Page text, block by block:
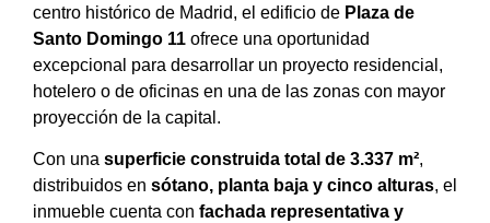
centro histórico de Madrid, el edificio de Plaza de
Santo Domingo 11 ofrece una oportunidad
excepcional para desarrollar un proyecto residencial,
hotelero o de oficinas en una de las zonas con mayor
proyección de la capital.
Con una superficie construida total de 3.337 m²,
distribuidos en sótano, planta baja y cinco alturas, el
inmueble cuenta con fachada representativa y